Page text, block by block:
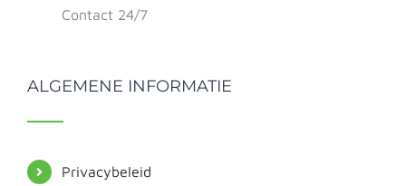
Contact 24/7
ALGEMENE INFORMATIE
Privacybeleid